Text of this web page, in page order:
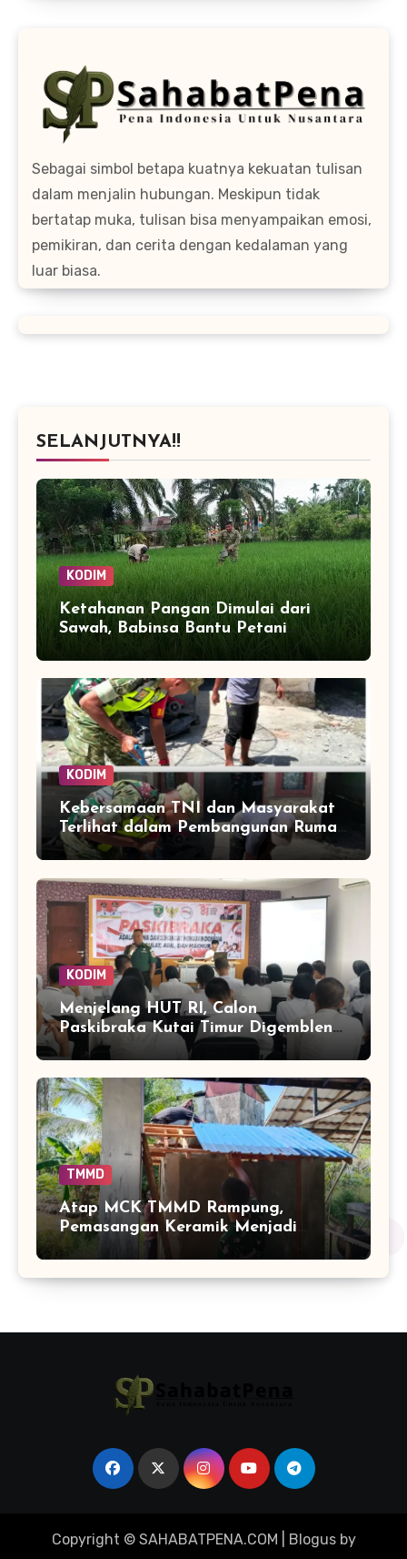
Sebagai simbol betapa kuatnya kekuatan tulisan
dalam menjalin hubungan. Meskipun tidak
bertatap muka, tulisan bisa menyampaikan emosi,
pemikiran, dan cerita dengan kedalaman yang
luar biasa.
SELANJUTNYA!!
KODIM
Ketahanan Pangan Dimulai dari
Sawah, Babinsa Bantu Petani
Kendalikan Hama Tanaman
KODIM
Kebersamaan TNI dan Masyarakat
Terlihat dalam Pembangunan Rumah
di Desa Tanoh Merah
KODIM
Menjelang HUT RI, Calon
Paskibraka Kutai Timur Digembleng
Wawasan Kebangsaan oleh TNI
TMMD
Atap MCK TMMD Rampung,
Pemasangan Keramik Menjadi
Sentuhan Akhir Fasilitas Sanitasi di
Tamban Bangun
Copyright © SAHABATPENA.COM Blogusby